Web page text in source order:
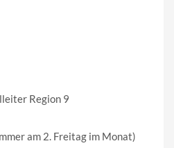
Region 9
am 2. Freitag im Monat)